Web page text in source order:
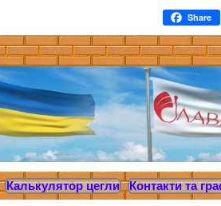
Share
Калькулятор цегли Контакти та